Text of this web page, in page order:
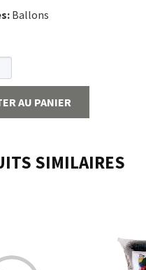
Ballons
AU PANIER
SIMILAIRES